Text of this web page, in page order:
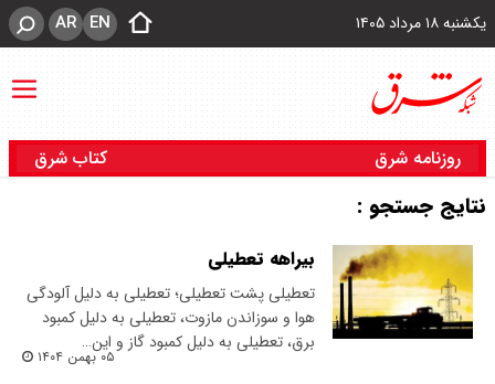
یکشنبه ۱۸ مرداد ۱۴۰۵ EN
AR
روزنامه شرق کتاب شرق
نتایج جستجو :
بیراهه تعطیلی
تعطیلی پشت تعطیلی؛ تعطیلی به دلیل آلودگی
هوا و سوزاندن مازوت، تعطیلی به دلیل کمبود
برق، تعطیلی به دلیل کمبود گاز و این…
۰۵ بهمن ۱۴۰۴